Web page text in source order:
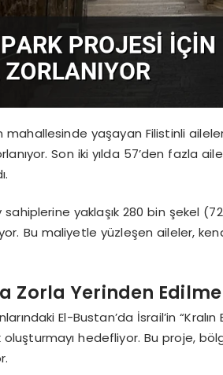
mahallesinde yaşayan Filistinli
Son iki yılda 57’den fazla
yaklaşık 280 bin şekel
Bu maliyetle yüzleşen aileler,
Zorla Yerinden Edilme
El-Bustan’da İsrail’in
hedefliyor. Bu proje,